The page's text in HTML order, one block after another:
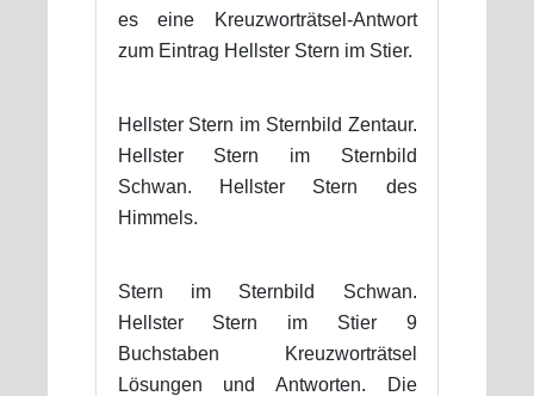
es eine Kreuzworträtsel-Antwort
zum Eintrag Hellster Stern im Stier.
Hellster Stern im Sternbild Zentaur.
Hellster Stern im Sternbild
Schwan. Hellster Stern des
Himmels.
Stern im Sternbild Schwan.
Hellster Stern im Stier 9
Buchstaben Kreuzworträtsel
Lösungen und Antworten. Die